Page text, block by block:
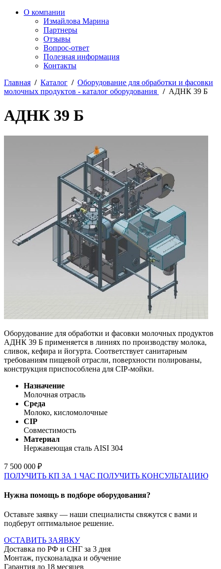
О компании
Измайлова Марина
Партнеры
Отзывы
Вопрос-ответ
Полезная информация
Контакты
Главная / Каталог / Оборудование для обработки и фасовки
молочных продуктов - каталог оборудования
/ АДНК 39 Б
АДНК 39 Б
Оборудование для обработки и фасовки молочных продуктов
АДНК 39 Б применяется в линиях по производству молока,
сливок, кефира и йогурта. Соответствует санитарным
требованиям пищевой отрасли, поверхности полированы,
конструкция приспособлена для CIP-мойки.
Назначение
Молочная отрасль
Среда
Молоко, кисломолочные
CIP
Совместимость
Материал
Нержавеющая сталь AISI 304
7 500 000 ₽
ПОЛУЧИТЬ КП ЗА 1 ЧАС ПОЛУЧИТЬ КОНСУЛЬТАЦИЮ
Нужна помощь в подборе оборудования?
Оставьте заявку — наши специалисты свяжутся с вами и
подберут оптимальное решение.
ОСТАВИТЬ ЗАЯВКУ
Доставка по РФ и СНГ за 3 дня
Монтаж, пусконаладка и обучение
Гарантия до 18 месяцев